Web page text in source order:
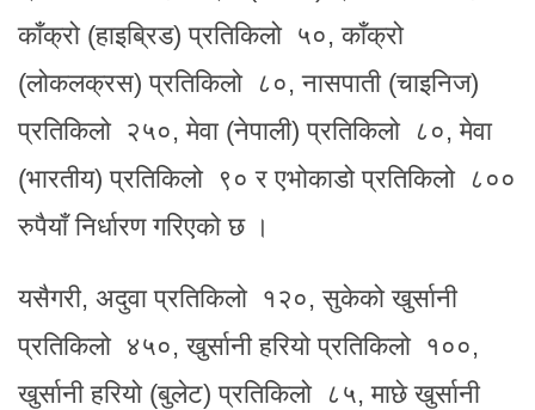
काँक्रो (हाइब्रिड) प्रतिकिलो ५०, काँक्रो
(लोकलक्रस) प्रतिकिलो ८०, नासपाती (चाइनिज)
प्रतिकिलो २५०, मेवा (नेपाली) प्रतिकिलो ८०, मेवा
(भारतीय) प्रतिकिलो ९० र एभोकाडो प्रतिकिलो ८००
रुपैयाँ निर्धारण गरिएको छ ।
यसैगरी, अदुवा प्रतिकिलो १२०, सुकेको खुर्सानी
प्रतिकिलो ४५०, खुर्सानी हरियो प्रतिकिलो १००,
खुर्सानी हरियो (बुलेट) प्रतिकिलो ८५, माछे खुर्सानी